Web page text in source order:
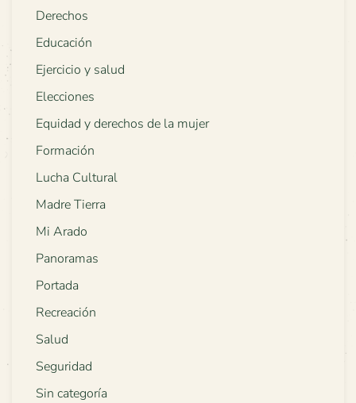
Derechos
Educación
Ejercicio y salud
Elecciones
Equidad y derechos de la mujer
Formación
Lucha Cultural
Madre Tierra
Mi Arado
Panoramas
Portada
Recreación
Salud
Seguridad
Sin categoría